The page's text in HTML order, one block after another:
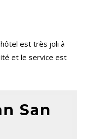
est très joli à
et le service est
San